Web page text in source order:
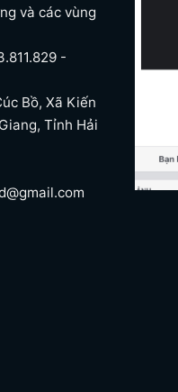
và các vùng
-
Bồ, Xã Kiến
Tỉnh Hải